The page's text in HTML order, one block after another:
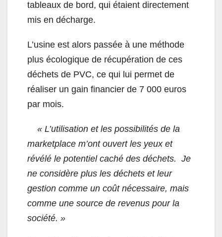
tableaux de bord, qui étaient directement
mis en décharge.
L’usine est alors passée à une méthode
plus écologique de récupération de ces
déchets de PVC, ce qui lui permet de
réaliser un gain financier de 7 000 euros
par mois.
« L’utilisation et les possibilités de la
marketplace m’ont ouvert les yeux et
révélé le potentiel caché des déchets. Je
ne considère plus les déchets et leur
gestion comme un coût nécessaire, mais
comme une source de revenus pour la
société. »